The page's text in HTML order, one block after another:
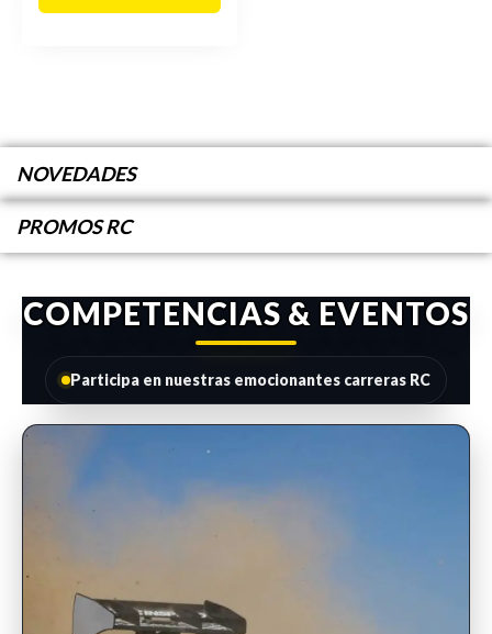
NOVEDADES
PROMOS RC
COMPETENCIAS & EVENTOS
Participa en nuestras emocionantes carreras RC
INSCRIPCIONES ABIERTAS